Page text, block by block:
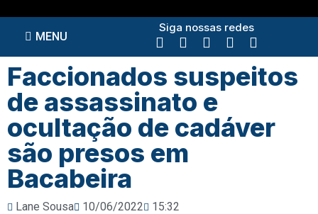
MENU
Siga nossas redes
Faccionados suspeitos
de assassinato e
ocultação de cadáver
são presos em
Bacabeira
Lane Sousa 10/06/2022 15:32